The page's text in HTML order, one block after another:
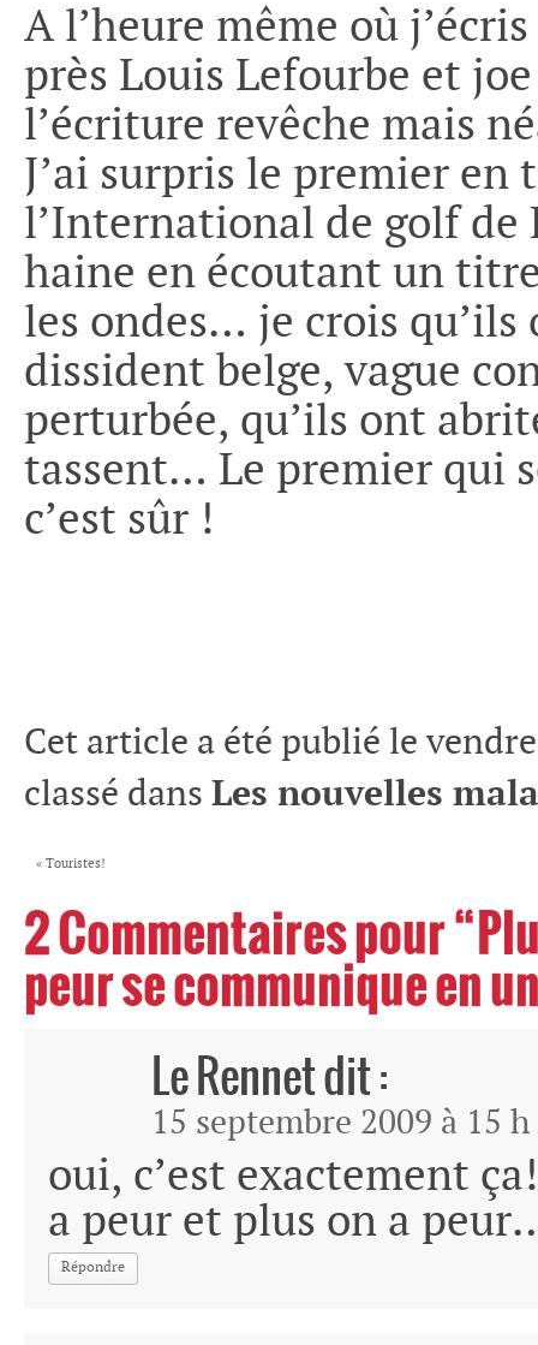
A l’heure même où
près Louis Lefourbe et
l’écriture revêche mais
J’ai surpris le premier
l’International de golf de
haine en écoutant un
les ondes… je crois
dissident belge, vague
perturbée, qu’ils ont
tassent… Le premier qui
c’est sûr !
Cet article a été publié le
classé dans Les nouvelles
« Touristes!
2 Commentaires pour
peur se communique en
Le Rennetdit :
15 septembre 2009 à 15
oui, c’est exactement
a peur et plus on a
Répondre